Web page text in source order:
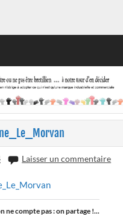
Laisser un commentaire
ne compte pas : on partage !...